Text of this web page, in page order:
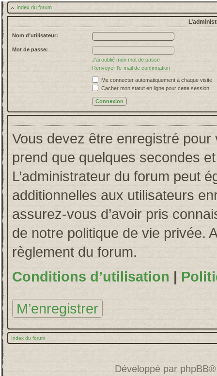
Index du forum
Nom d’utilisateur:
Mot de passe:
J’ai oublié mon mot de passe
Renvoyer l’e-mail de confirmation
Me connecter automatiquement à chaque visite
Cacher mon statut en ligne pour cette session
Vous devez être enregistré pour
prend que quelques secondes
L’administrateur du forum peut
additionnelles aux utilisateurs
assurez-vous d’avoir pris
de notre politique de vie privée.
règlement du forum.
Conditions d’utilisation |
M’enregistrer
Index du forum
Développé par phpBB®